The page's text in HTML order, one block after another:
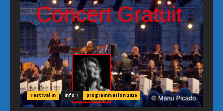
Festival In Info ! programmation 2026